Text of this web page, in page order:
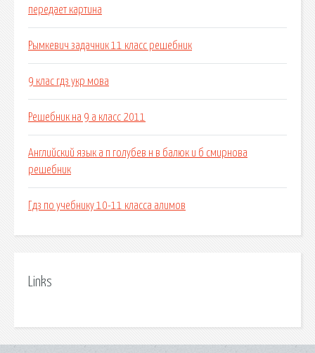
передает картина
Рымкевич задачник 11 класс решебник
9 клас гдз укр мова
Решебник на 9 а класс 2011
Английский язык а п голубев н в балюк и б смирнова
решебник
Гдз по учебнику 10-11 класса алимов
Links